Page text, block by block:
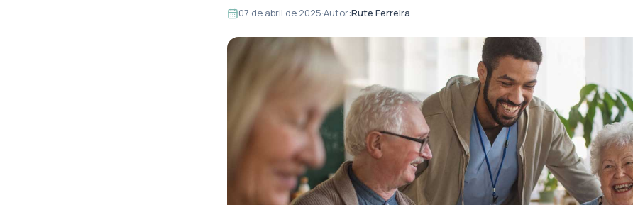
07 de abril de 2025·Autor:Rute Ferreira